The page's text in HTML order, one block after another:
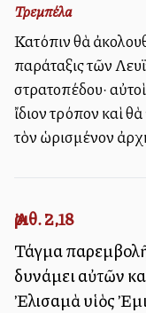
Τρεμπέλα
Κατόπιν θὰ
παράταξις τῶν
στρατοπέδου·
ἴδιον τρόπον καὶ
τὸν ὡρισμένον
Ἀριθ. 2,18
Τάγμα
δυνάμει αὐτῶν
Ἐλισαμὰ υἱὸς